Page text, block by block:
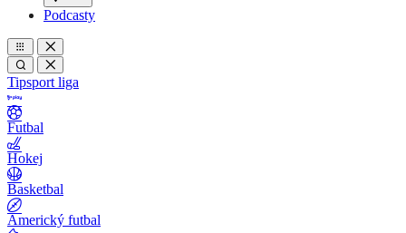
Podcasty
Tipsport liga
Futbal
Hokej
Basketbal
Americký futbal